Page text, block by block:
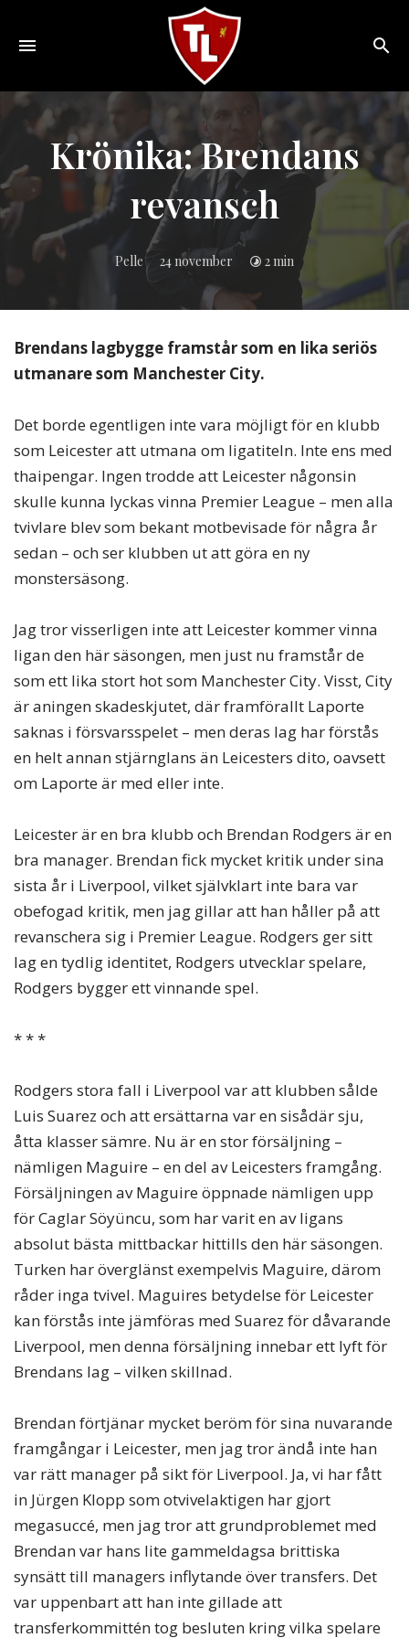
Sveriges
Liverpool
online
magazine!
Krönika: Brendans
revansch
Pelle 24 november 2 min
Brendans lagbygge framstår som en lika seriös
utmanare som Manchester City.
Det borde egentligen inte vara möjligt för en klubb
som Leicester att utmana om ligatiteln. Inte ens med
thaipengar. Ingen trodde att Leicester någonsin
skulle kunna lyckas vinna Premier League – men alla
tvivlare blev som bekant motbevisade för några år
sedan – och ser klubben ut att göra en ny
monstersäsong.
Jag tror visserligen inte att Leicester kommer vinna
ligan den här säsongen, men just nu framstår de
som ett lika stort hot som Manchester City. Visst, City
är aningen skadeskjutet, där framförallt Laporte
saknas i försvarsspelet – men deras lag har förstås
en helt annan stjärnglans än Leicesters dito, oavsett
om Laporte är med eller inte.
Leicester är en bra klubb och Brendan Rodgers är en
bra manager. Brendan fick mycket kritik under sina
sista år i Liverpool, vilket självklart inte bara var
obefogad kritik, men jag gillar att han håller på att
revanschera sig i Premier League. Rodgers ger sitt
lag en tydlig identitet, Rodgers utvecklar spelare,
Rodgers bygger ett vinnande spel.
* * *
Rodgers stora fall i Liverpool var att klubben sålde
Luis Suarez och att ersättarna var en sisådär sju,
åtta klasser sämre. Nu är en stor försäljning –
nämligen Maguire – en del av Leicesters framgång.
Försäljningen av Maguire öppnade nämligen upp
för Caglar Söyüncu, som har varit en av ligans
absolut bästa mittbackar hittills den här säsongen.
Turken har överglänst exempelvis Maguire, därom
råder inga tvivel. Maguires betydelse för Leicester
kan förstås inte jämföras med Suarez för dåvarande
Liverpool, men denna försäljning innebar ett lyft för
Brendans lag – vilken skillnad.
Brendan förtjänar mycket beröm för sina nuvarande
framgångar i Leicester, men jag tror ändå inte han
var rätt manager på sikt för Liverpool. Ja, vi har fått
in Jürgen Klopp som otvivelaktigen har gjort
megasuccé, men jag tror att grundproblemet med
Brendan var hans lite gammeldagsa brittiska
synsätt till managers inflytande över transfers. Det
var uppenbart att han inte gillade att
transferkommittén tog besluten kring vilka spelare